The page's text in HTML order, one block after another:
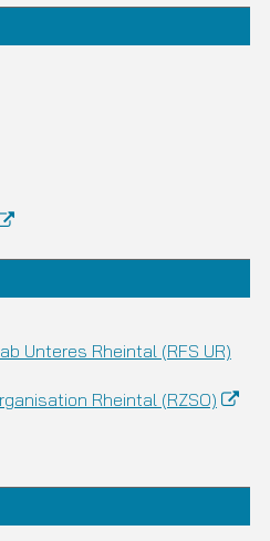
Unteres Rheintal (RFS UR)
Rheintal (RZSO)